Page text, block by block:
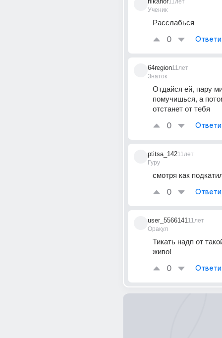
Ученик
11лет
Расслабься
0
64region
Знаток
11лет
Отдайся ей, пару
помучишься, а
отстанет от тебя
0
ptitsa_142
Гуру
11лет
смотря как
0
user_5566141
Оракул
11лет
Тикать надп от
живо!
0